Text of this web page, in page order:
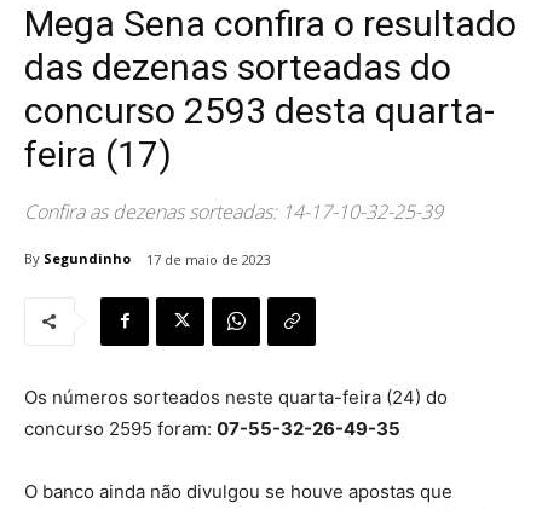
Mega Sena confira o resultado
das dezenas sorteadas do
concurso 2593 desta quarta-
feira (17)
Confira as dezenas sorteadas: 14-17-10-32-25-39
By Segundinho 17 de maio de 2023
Os números sorteados neste quarta-feira (24) do
concurso 2595 foram: 07-55-32-26-49-35
O banco ainda não divulgou se houve apostas que